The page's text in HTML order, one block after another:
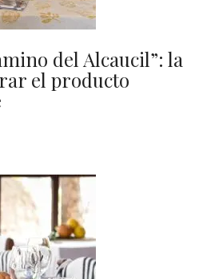
del Alcaucil”: la
el producto